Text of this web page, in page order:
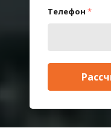
Телефон *